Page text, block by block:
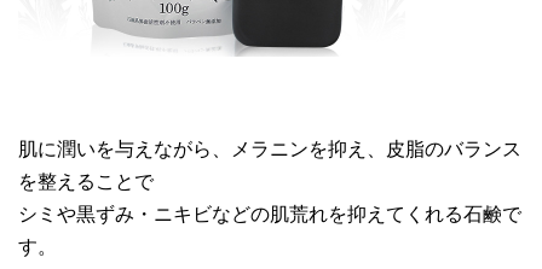
肌に潤いを与えながら、メラニンを抑え、皮脂のバランス
を整えることで
シミや黒ずみ・ニキビなどの肌荒れを抑えてくれる石鹸で
す。